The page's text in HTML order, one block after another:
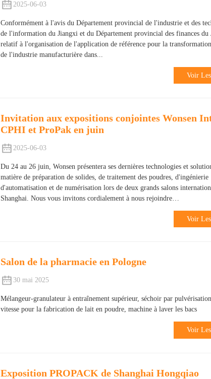
2025-06-03
Conformément à l'avis du Département provincial de l'industrie et des
de l'information du Jiangxi et du Département provincial des finances du
relatif à l'organisation de l'application de référence pour la
de l'industrie manufacturière dans...
Voir
Invitation aux expositions conjointes Wonsen
CPHI et ProPak en juin
2025-06-03
Du 24 au 26 juin, Wonsen présentera ses dernières technologies et
matière de préparation de solides, de traitement des poudres, d'ingénierie
d'automatisation et de numérisation lors de deux grands salons
Shanghai. Nous vous invitons cordialement à nous rejoindre…
Voir
Salon de la pharmacie en Pologne
30 mai 2025
Mélangeur-granulateur à entraînement supérieur, séchoir par
vitesse pour la fabrication de lait en poudre, machine à laver les bacs
Voir
Exposition PROPACK de Shanghai Hongqiao